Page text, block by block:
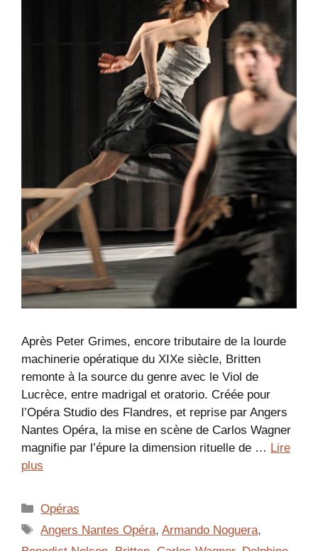
Après Peter Grimes, encore tributaire de la lourde
machinerie opératique du XIXe siècle, Britten
remonte à la source du genre avec le Viol de
Lucrèce, entre madrigal et oratorio. Créée pour
l’Opéra Studio des Flandres, et reprise par Angers
Nantes Opéra, la mise en scène de Carlos Wagner
magnifie par l’épure la dimension rituelle de … Lire
plus
Catégories
Opéras
Étiquettes
Angers Nantes Opéra,Armando Noguera,